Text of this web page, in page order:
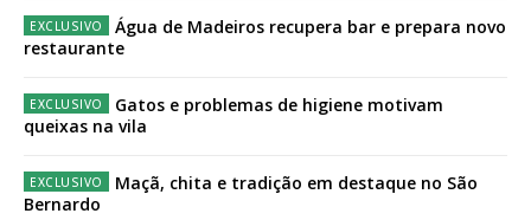
Água de Madeiros recupera bar e prepara novo
restaurante
Gatos e problemas de higiene motivam
queixas na vila
Maçã, chita e tradição em destaque no São
Bernardo